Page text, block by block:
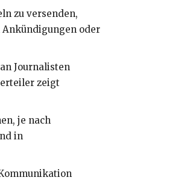
zu versenden,
oder
Journalisten
zeigt
je nach
in